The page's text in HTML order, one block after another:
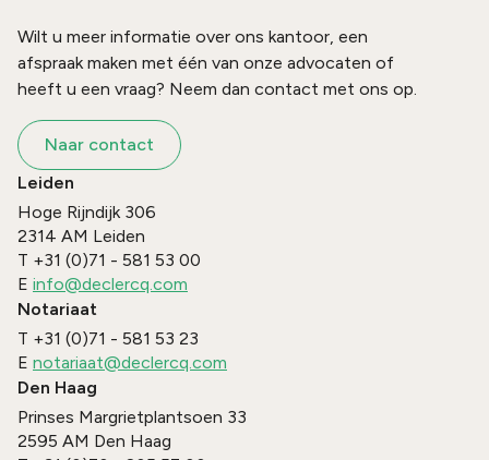
Wilt u meer informatie over ons kantoor, een
afspraak maken met één van onze advocaten of
heeft u een vraag? Neem dan contact met ons op.
Naar contact
Leiden
Hoge Rijndijk 306
2314 AM Leiden
T +31 (0)71 - 581 53 00
E info@declercq.com
Notariaat
T +31 (0)71 - 581 53 23
E notariaat@declercq.com
Den Haag
Prinses Margrietplantsoen 33
2595 AM Den Haag